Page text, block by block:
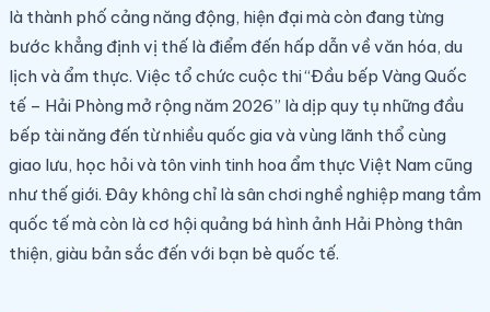
là thành phố cảng năng động, hiện đại mà còn đang từng
bước khẳng định vị thế là điểm đến hấp dẫn về văn hóa, du
lịch và ẩm thực. Việc tổ chức cuộc thi “Đầu bếp Vàng Quốc
tế – Hải Phòng mở rộng năm 2026” là dịp quy tụ những đầu
bếp tài năng đến từ nhiều quốc gia và vùng lãnh thổ cùng
giao lưu, học hỏi và tôn vinh tinh hoa ẩm thực Việt Nam cũng
như thế giới. Đây không chỉ là sân chơi nghề nghiệp mang tầm
quốc tế mà còn là cơ hội quảng bá hình ảnh Hải Phòng thân
thiện, giàu bản sắc đến với bạn bè quốc tế.